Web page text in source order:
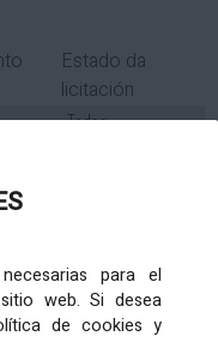
para el
web. Si desea
de cookies y
Estado da
licitación